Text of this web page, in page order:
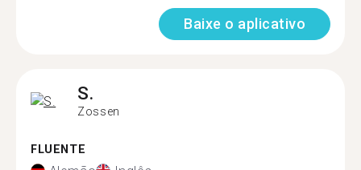
Baixe o aplicativo
S.
Zossen
FLUENTE